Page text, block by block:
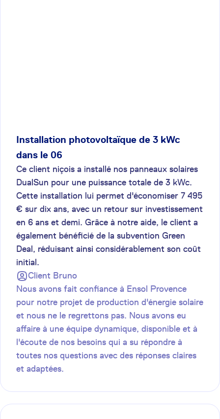
Installation photovoltaïque de 3 kWc
dans le 06
Ce client niçois a installé nos panneaux solaires
DualSun pour une puissance totale de 3 kWc.
Cette installation lui permet d'économiser 7 495
€ sur dix ans, avec un retour sur investissement
en 6 ans et demi. Grâce à notre aide, le client a
également bénéficié de la subvention Green
Deal, réduisant ainsi considérablement son coût
initial.
Client Bruno
Nous avons fait confiance à Ensol Provence
pour notre projet de production d'énergie solaire
et nous ne le regrettons pas. Nous avons eu
affaire à une équipe dynamique, disponible et à
l'écoute de nos besoins qui a su répondre à
toutes nos questions avec des réponses claires
et adaptées.